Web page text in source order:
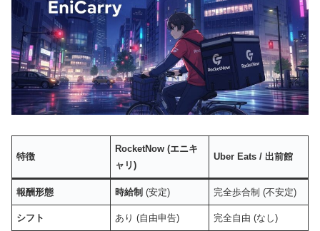
特徴
RocketNow (エニキ
ャリ)
Uber Eats / 出前館
報酬形態 時給制 (安定) 完全歩合制 (不安定)
シフト あり (自由申告) 完全自由 (なし)